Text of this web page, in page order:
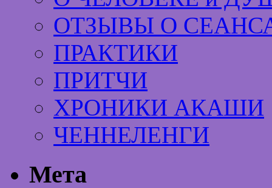
ОТЗЫВЫ О
ПРАКТИКИ
ПРИТЧИ
ХРОНИКИ АКАШИ
ЧЕННЕЛЕНГИ
Мета